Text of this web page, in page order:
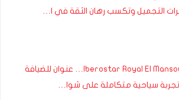
التجميل وتكسب رهان الثقة في ا…
فندق Iberostar Royal El Mansour… عنوان للضيافة
وتجربة سياحية متكاملة على شوا…